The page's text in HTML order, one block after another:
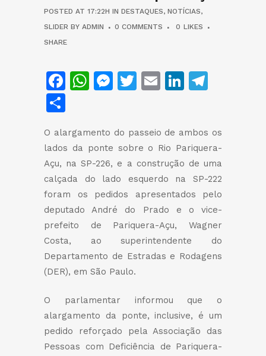
POSTED AT 17:22H IN DESTAQUES, NOTÍCIAS,
SLIDER BY ADMIN 0 COMMENTS 0 LIKES
SHARE
Facebook
WhatsApp
Messenger
Twitter
EmailLinkedIn
O alargamento do passeio de ambos os
lados da ponte sobre o Rio Pariquera-
Açu, na SP-226, e a construção de uma
calçada do lado esquerdo na SP-222
foram os pedidos apresentados pelo
deputado André do Prado e o vice-
prefeito de Pariquera-Açu, Wagner
Costa, ao superintendente do
Departamento de Estradas e Rodagens
(DER), em São Paulo.
O parlamentar informou que o
alargamento da ponte, inclusive, é um
pedido reforçado pela Associação das
Pessoas com Deficiência de Pariquera-